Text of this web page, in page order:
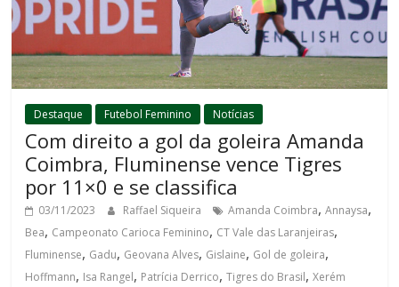
Destaque Futebol Feminino Notícias
Com direito a gol da goleira Amanda
Coimbra, Fluminense vence Tigres
por 11×0 e se classifica
03/11/2023 Raffael Siqueira Amanda Coimbra,Annaysa,
Bea, Campeonato Carioca Feminino, CT Vale das Laranjeiras,
Fluminense, Gadu, Geovana Alves, Gislaine, Gol de goleira,
Hoffmann, Isa Rangel, Patrícia Derrico,Tigres do Brasil,Xerém